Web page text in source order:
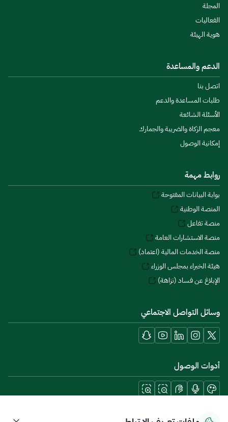
المجلة
الفعاليات
هوية الهيئة
الدعم والمساعدة
اتصل بنا
طلبات المساعدة والدعم
الأسئلة الشائعة
معجم الزكاة والضريبة والجمارك
إمكانية الوصول
روابط مهمة
بوابة البيانات المفتوحة
المنصة الوطنية
منصة تفاعل
منصة الاستشارات العامة
منصة الخدمات المالية (اعتماد)
هيئة الخبراء بمجلس الوزراء
الإبلاغ عن فساد (نزاهة)
وسائل التواصل الاجتماعي
أدوات الوصول
حمل تطبيقات الجوال